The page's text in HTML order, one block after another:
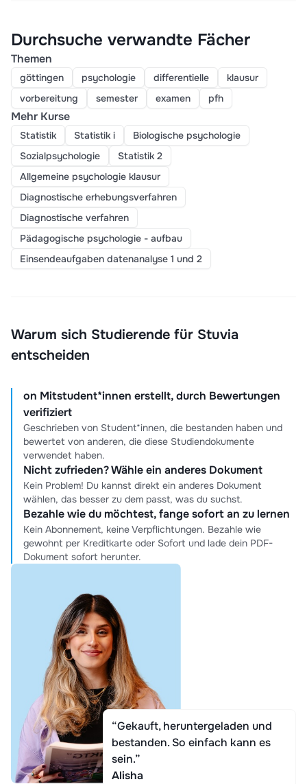
Durchsuche verwandte Fächer
Themen
göttingen psychologie differentielle
klausur
vorbereitung
semester examen pfh
Mehr Kurse
Statistik Statistik i
Biologische psychologie
Sozialpsychologie
Statistik 2
Allgemeine psychologie klausur
Diagnostische erhebungsverfahren
Diagnostische verfahren
Pädagogische psychologie - aufbau
Einsendeaufgaben datenanalyse 1 und 2
Warum sich Studierende für Stuvia
entscheiden
on Mitstudent*innen erstellt, durch Bewertungen
verifiziert
Geschrieben von Student*innen, die bestanden haben und
bewertet von anderen, die diese Studiendokumente
verwendet haben.
Nicht zufrieden? Wähle ein anderes Dokument
Kein Problem! Du kannst direkt ein anderes Dokument
wählen, das besser zu dem passt, was du suchst.
Bezahle wie du möchtest, fange sofort an zu lernen
Kein Abonnement, keine Verpflichtungen. Bezahle wie
gewohnt per Kreditkarte oder Sofort und lade dein PDF-
Dokument sofort herunter.
“Gekauft, heruntergeladen und
bestanden. So einfach kann es
sein.”
Alisha